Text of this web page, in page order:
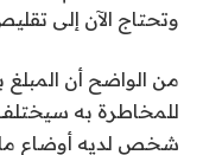
وتحتاج الآن إلى
من الواضح أن المبلغ
للمخاطرة به
شخص لديه أوضاع